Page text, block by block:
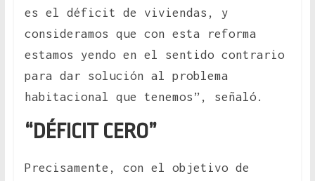
es el déficit de viviendas, y
consideramos que con esta reforma
estamos yendo en el sentido contrario
para dar solución al problema
habitacional que tenemos”, señaló.
“DÉFICIT CERO”
Precisamente, con el objetivo de